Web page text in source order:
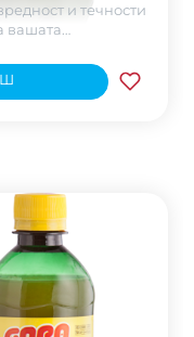
и течности
вашата